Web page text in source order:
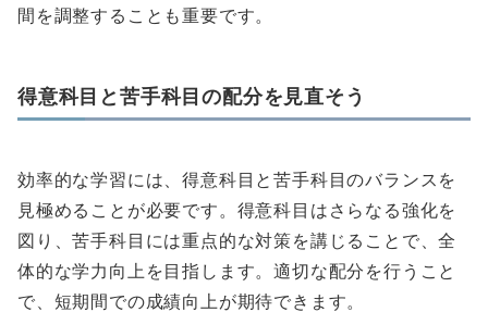
間を調整することも重要です。
得意科目と苦手科目の配分を見直そう
効率的な学習には、得意科目と苦手科目のバランスを
見極めることが必要です。得意科目はさらなる強化を
図り、苦手科目には重点的な対策を講じることで、全
体的な学力向上を目指します。適切な配分を行うこと
で、短期間での成績向上が期待できます。